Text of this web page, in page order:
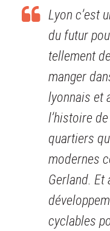
Lyon c’est
du futur
tellement
manger
lyonnais et
l’histoire
quartiers
modernes
Gerland.
cyclables